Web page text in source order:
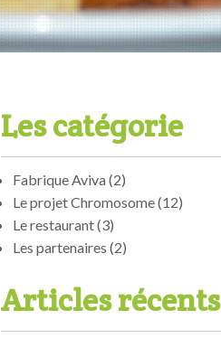
Les catégorie
Fabrique Aviva (2)
Le projet Chromosome(12)
Le restaurant(3)
Les partenaires (2)
Articles récents